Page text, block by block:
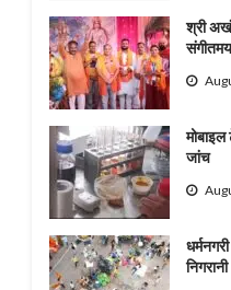
श्री
मोबाइल
जांच
निगरानी